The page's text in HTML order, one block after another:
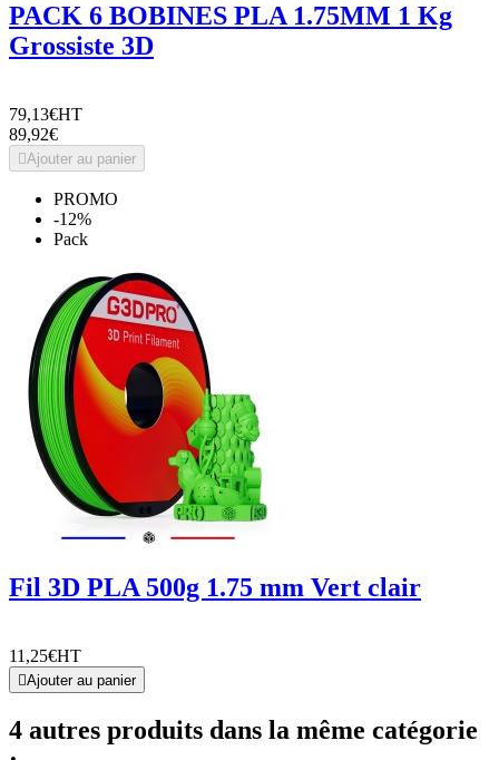
PACK 6 BOBINES PLA 1.75MM 1 Kg
Grossiste 3D
79,13€HT
89,92€
Ajouter au panier
PROMO
-12%
Pack
Fil 3D PLA 500g 1.75 mm Vert clair
11,25€HT
Ajouter au panier
4 autres produits dans la même catégorie